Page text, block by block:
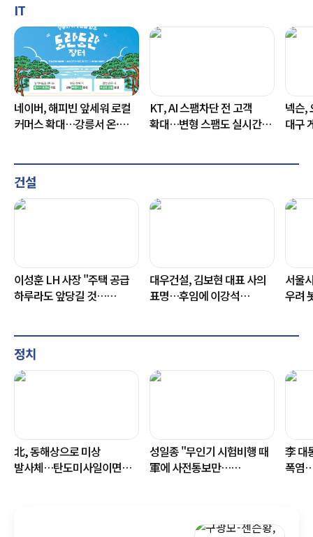
IT
네이버, 해피빈 앞세워 로컬
커머스 확대…강릉서 온·
KT, AI 스팸차단 전 고객
확대…변형 스팸도 실시간
넥슨,
대구
건설
이성훈 LH 사장 "주택 공급
하루라도 앞당길 것…
대우건설, 김보현 대표 사의
표명…후임에 이강석
서울
우려
정치
北, 동해상으로 미상
발사체…탄도미사일이면
성일종 "무인기 시험비행 때
軍에 사전통보만…
李 대
폭염